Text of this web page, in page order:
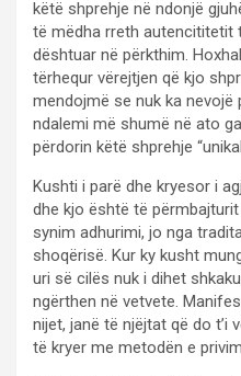
këtë shprehje në ndonjë
të mëdha rreth autencititetit
dështuar në përkthim.
tërhequr vërejtjen që kjo
mendojmë se nuk ka nevojë
ndalemi më shumë në ato
përdorin këtë shprehje
Kushti i parë dhe kryesor i
dhe kjo është të
synim adhurimi, jo nga
shoqërisë. Kur ky kusht
uri së cilës nuk i dihet
ngërthen në vetvete.
nijet, janë të njëjtat që do t’i
të kryer me metodën e